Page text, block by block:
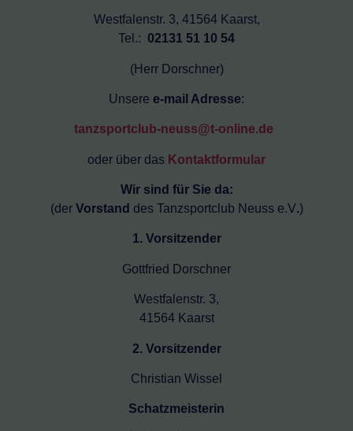
Westfalenstr. 3, 41564 Kaarst,
Tel.: 02131 51 10 54
(Herr Dorschner)
Unsere e-mail Adresse:
tanzsportclub-neuss@t-online.de
oder über das Kontaktformular
Wir sind für Sie da:
(der Vorstand des Tanzsportclub Neuss e.V.)
1. Vorsitzender
Gottfried Dorschner
Westfalenstr. 3,
41564 Kaarst
2. Vorsitzender
Christian Wissel
Schatzmeisterin